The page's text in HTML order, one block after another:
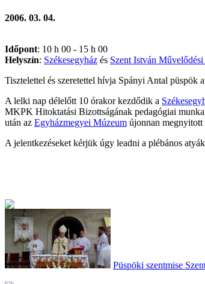
2006. 03. 04.
Időpont: 10 h 00 - 15 h 00
Helyszín: Székesegyház és Szent István
Tisztelettel és szeretettel hívja Spányi Antal püspök
A lelki nap délelőtt 10 órakor kezdődik a
MKPK Hitoktatási Bizottságának pedagógiai
után az Egyházmegyei Múzeum újonnan
A jelentkezéseket kérjük úgy leadni a plébános
Püspöki szentmise